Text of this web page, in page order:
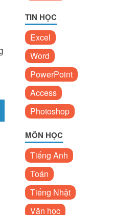
TIN HỌC
Excel
Word
PowerPoint
Access
Photoshop
MÔN HỌC
Tiếng Anh
Toán
Tiếng Nhật
Văn học